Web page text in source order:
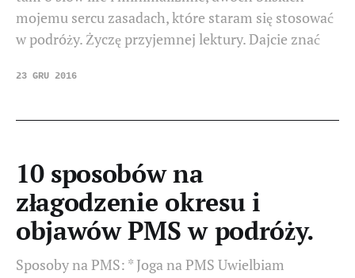
mojemu sercu zasadach, które staram się stosować
w podróży. Życzę przyjemnej lektury. Dajcie znać
23 GRU 2016
10 sposobów na
złagodzenie okresu i
objawów PMS w podróży.
Sposoby na PMS: * Joga na PMS Uwielbiam